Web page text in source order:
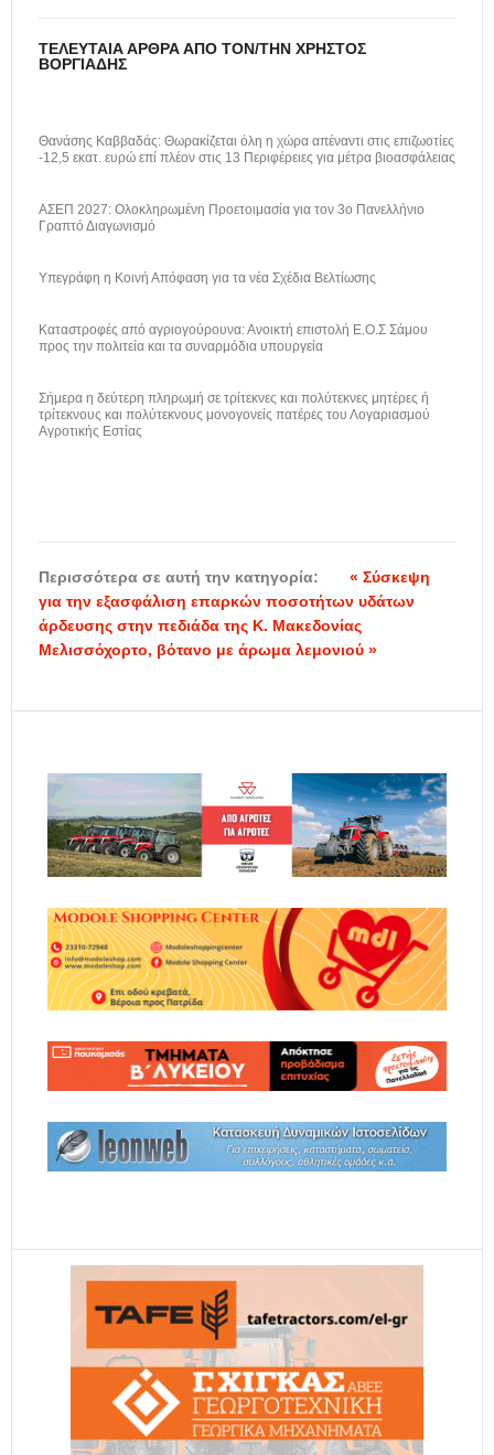
ΤΕΛΕΥΤΑΊΑ ΆΡΘΡΑ ΑΠΌ ΤΟΝ/ΤΗΝ ΧΡΉΣΤΟΣ
ΒΟΡΓΙΆΔΗΣ
Θανάσης Καββαδάς: Θωρακίζεται όλη η χώρα απέναντι στις επιζωοτίες
-12,5 εκατ. ευρώ επί πλέον στις 13 Περιφέρειες για μέτρα βιοασφάλειας
ΑΣΕΠ 2027: Ολοκληρωμένη Προετοιμασία για τον 3ο Πανελλήνιο
Γραπτό Διαγωνισμό
Υπεγράφη η Κοινή Απόφαση για τα νέα Σχέδια Βελτίωσης
Καταστροφές από αγριογούρουνα: Ανοικτή επιστολή Ε.Ο.Σ Σάμου
προς την πολιτεία και τα συναρμόδια υπουργεία
Σήμερα η δεύτερη πληρωμή σε τρίτεκνες και πολύτεκνες μητέρες ή
τρίτεκνους και πολύτεκνους μονογονείς πατέρες του Λογαριασμού
Αγροτικής Εστίας
Περισσότερα σε αυτή την κατηγορία:
« Σύσκεψη
για την εξασφάλιση επαρκών ποσοτήτων υδάτων
άρδευσης στην πεδιάδα της Κ. Μακεδονίας
Μελισσόχορτο, βότανο με άρωμα λεμονιού »